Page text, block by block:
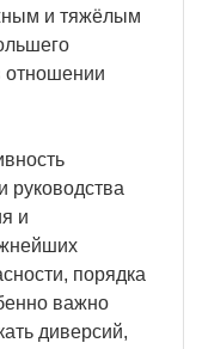
и тяжёлым
отношении
руководства
и
порядка
важно
диверсий,